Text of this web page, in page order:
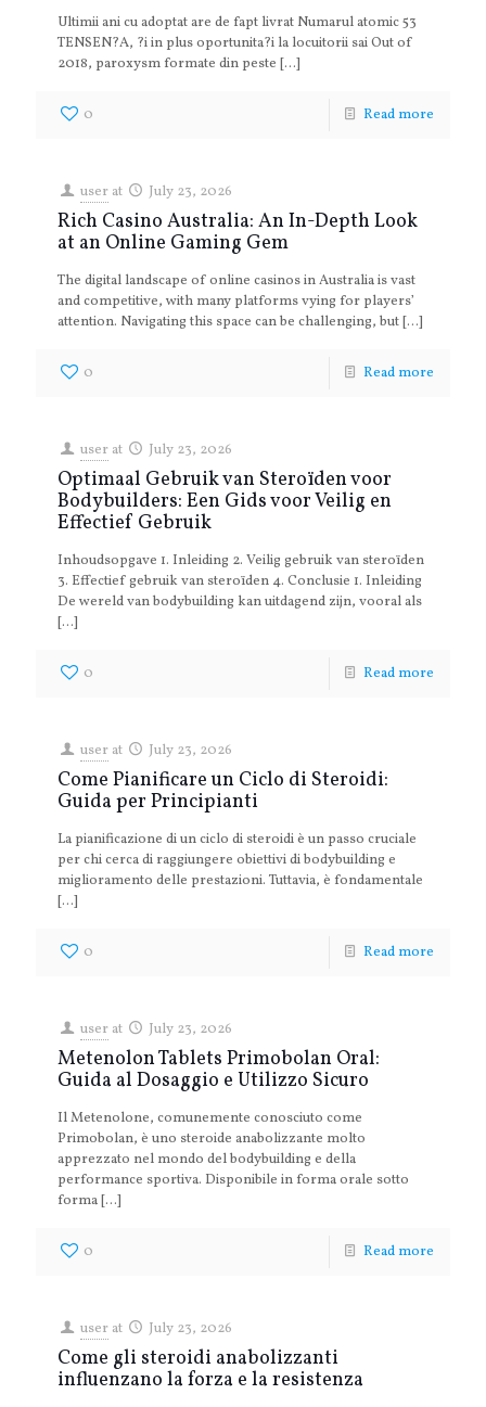
Ultimii ani cu adoptat are de fapt livrat Numarul atomic 53
TENSEN?A, ?i in plus oportunita?i la locuitorii sai Out of
2018, paroxysm formate din peste […]
0 Read more
user at July 23, 2026
Rich Casino Australia: An In-Depth Look
at an Online Gaming Gem
The digital landscape of online casinos in Australia is vast
and competitive, with many platforms vying for players’
attention. Navigating this space can be challenging, but[…]
0 Read more
user at July 23, 2026
Optimaal Gebruik van Steroïden voor
Bodybuilders: Een Gids voor Veilig en
Effectief Gebruik
Inhoudsopgave 1. Inleiding 2. Veilig gebruik van steroïden
3. Effectief gebruik van steroïden 4. Conclusie 1. Inleiding
De wereld van bodybuilding kan uitdagend zijn, vooral als
[…]
0 Read more
user at July 23, 2026
Come Pianificare un Ciclo di Steroidi:
Guida per Principianti
La pianificazione di un ciclo di steroidi è un passo cruciale
per chi cerca di raggiungere obiettivi di bodybuilding e
miglioramento delle prestazioni. Tuttavia, è fondamentale
[…]
0 Read more
user at July 23, 2026
Metenolon Tablets Primobolan Oral:
Guida al Dosaggio e Utilizzo Sicuro
Il Metenolone, comunemente conosciuto come
Primobolan, è uno steroide anabolizzante molto
apprezzato nel mondo del bodybuilding e della
performance sportiva. Disponibile in forma orale sotto
forma[…]
0 Read more
user at July 23, 2026
Come gli steroidi anabolizzanti
influenzano la forza e la resistenza